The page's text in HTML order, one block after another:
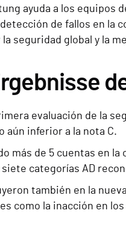
ayuda a los equipos
de fallos en la
seguridad global y la
evaluación de la
aún inferior a la nota C.
más de 5 cuentas en
categorías AD
también en la
como la inacción en